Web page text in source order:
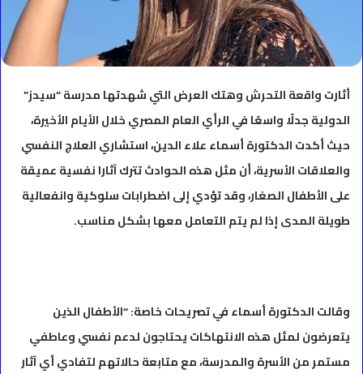
أثارت واقعة التحرش وهتك العرض التي شهدتها مدرسة “سيدز”
الدولية جدلًا واسعًا في الرأي العام المصري خلال الأيام الأخيرة،
حيث أكدت الدكتورة أسماء علاء الدين، استشاري العلاج النفسي
والعلاقات الأسرية، أن مثل هذه الحوادث تترك آثارا نفسية عميقة
على الأطفال الصغار، وقد تؤدي إلى اضطرابات سلوكية وانفعالية
طويلة المدى إذا لم يتم التعامل معها بشكل مناسب.
وقالت الدكتورة أسماء في تصريحات خاصة: “الأطفال الذين
يتعرضون لمثل هذه الانتهاكات يحتاجون لدعم نفسي وعاطفي
مستمر من الأسرة والمدرسة، مع متابعة حالاتهم لتفادي أي آثار